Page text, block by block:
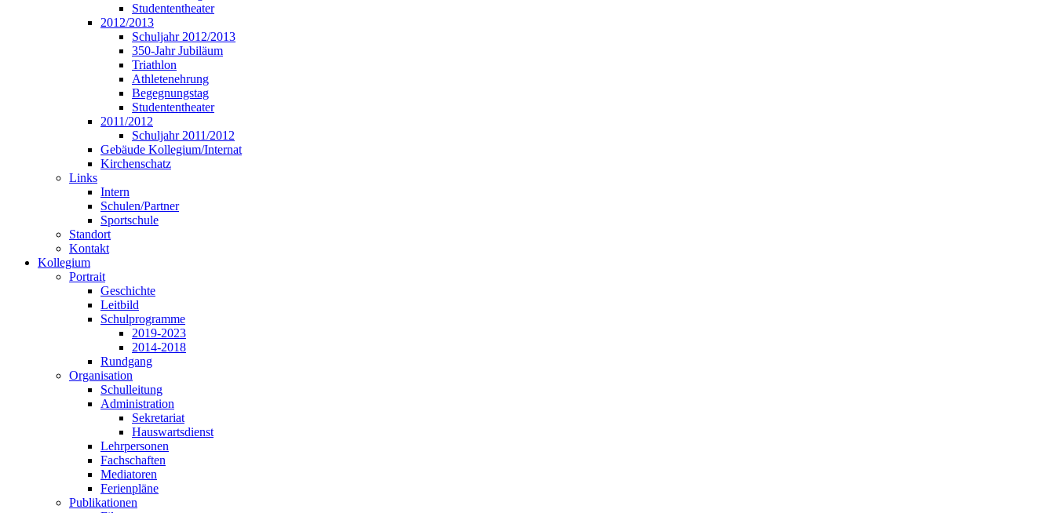
Studententheater
2012/2013
Schuljahr 2012/2013
350-Jahr Jubiläum
Triathlon
Athletenehrung
Begegnungstag
Studententheater
2011/2012
Schuljahr 2011/2012
Gebäude Kollegium/Internat
Kirchenschatz
Links
Intern
Schulen/Partner
Sportschule
Standort
Kontakt
Kollegium
Portrait
Geschichte
Leitbild
Schulprogramme
2019-2023
2014-2018
Rundgang
Organisation
Schulleitung
Administration
Sekretariat
Hauswartsdienst
Lehrpersonen
Fachschaften
Mediatoren
Ferienpläne
Publikationen